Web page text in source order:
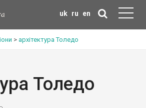
uk ru en
> архітектура Толедо
Толедо